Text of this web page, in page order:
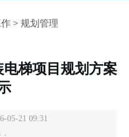
> 规划管理
梯项目规划方案
05-21 09:31